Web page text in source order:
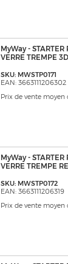
MyWay - STARTER
VERRE TREMPE
SKU: MWSTP0171
EAN: 3663111206302
Prix de vente moyen
MyWay - STARTER
VERRE TREMPE
SKU: MWSTP0172
EAN: 3663111206319
Prix de vente moyen